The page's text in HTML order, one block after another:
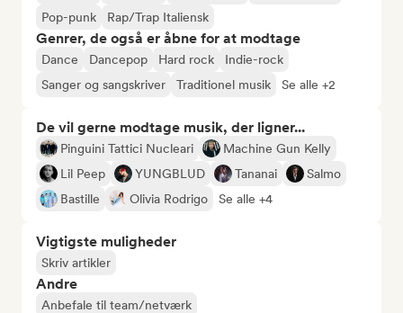
Pop-punk
Rap/Trap Italiensk
Genrer, de også er åbne for at modtage
Dance Dancepop Hard rock
Indie-rock
Sanger og sangskriver
Traditionel musik Se alle +2
De vil gerne modtage musik, der ligner...
Pinguini Tattici Nucleari
Machine Gun Kelly
Lil Peep
YUNGBLUD Tananai
Salmo
Bastille
Olivia Rodrigo Se alle +4
Vigtigste muligheder
Skriv artikler
Andre
Anbefale til team/netværk